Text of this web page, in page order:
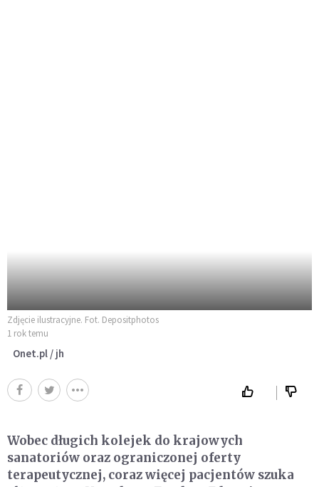
Zdjęcie ilustracyjne. Fot. Depositphotos
1 rok temu
Onet.pl / jh
Wobec długich kolejek do krajowych
sanatoriów oraz ograniczonej oferty
terapeutycznej, coraz więcej pacjentów szuka